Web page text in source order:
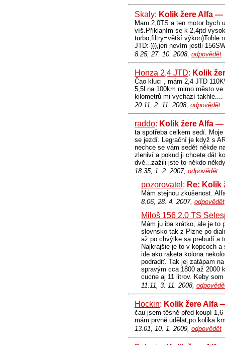
Skaly: Kolik žere Alfa
Mam 2,0TS a ten motor bych
víš.Přiklaním se k 2,4jtd
turbo,filtry=větší výkon)Tohle
JTD:-))),jen nevím jestli
8.25, 27. 10. 2008, odpovědět
Honza 2,4 JTD: Kolik
Čao kluci , mám 2,4 JTD
5,5l na 100km mimo město
kilometrů mi vychází takhle....
20.11, 2. 11. 2008, odpovědět
raddo: Kolik žere Alfa
ta spotřeba celkem sedí.
se jezdí. Legrační je když s
nechce se vám sedět někde
zleniví a pokud ji chcete dát
dvě...zažili jste to někdo
18.35, 1. 2. 2007, odpovědět
pozorovatel : Re: Kolik
Mám stejnou zkušenost.
8.06, 28. 4. 2007, odpovědět
Miloš 156 2.0 TS
Mám ju iba krátko, ale je to
slovnsko tak z Plzne po
až po chvýlke sa prebudí a
Najkrajšie je to v kopcoch
ide ako raketa kolona
podradiť. Tak jej zatápam
spravým cca 1800 až 2000
cucne aj 11 litrov. Keby
11.11, 3. 11. 2008,
Hockin: Kolik žere Alfa
čau jsem těsně před koupí
mám prvně udělat,po kolika
13.01, 10. 1. 2009, odpovědět